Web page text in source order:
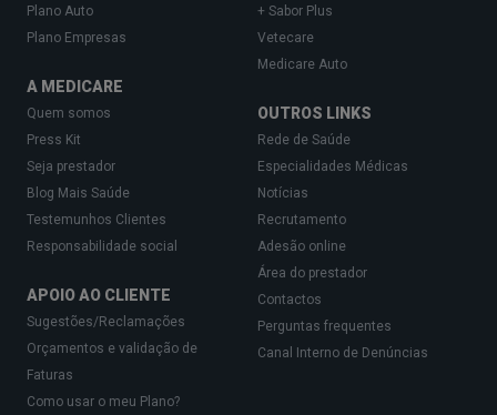
Plano Auto
Plano Empresas
A MEDICARE
Quem somos
Press Kit
Seja prestador
Blog Mais Saúde
Testemunhos Clientes
Responsabilidade social
APOIO AO CLIENTE
Sugestões/Reclamações
Orçamentos e validação de
Faturas
Como usar o meu Plano?
+ Sabor Plus
Vetecare
Medicare Auto
OUTROS LINKS
Rede de Saúde
Especialidades Médicas
Notícias
Recrutamento
Adesão online
Área do prestador
Contactos
Perguntas frequentes
Canal Interno de Denúncias